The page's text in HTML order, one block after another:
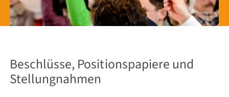
Beschlüsse, Positionspapiere und
Stellungnahmen